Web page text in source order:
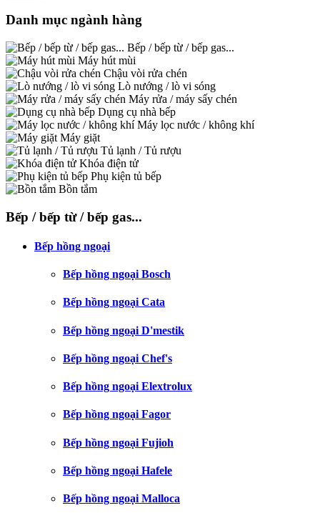
Danh mục ngành hàng
Bếp / bếp từ / bếp gas...
Máy hút mùi
Chậu vòi rửa chén
Lò nướng / lò vi sóng
Máy rửa / máy sấy chén
Dụng cụ nhà bếp
Máy lọc nước / không khí
Máy giặt
Tủ lạnh / Tủ rượu
Khóa điện tử
Phụ kiện tủ bếp
Bồn tắm
Bếp / bếp từ / bếp gas...
Bếp hồng ngoại
Bếp hồng ngoại Bosch
Bếp hồng ngoại Cata
Bếp hồng ngoại D'mestik
Bếp hồng ngoại Chef's
Bếp hồng ngoại Elextrolux
Bếp hồng ngoại Fagor
Bếp hồng ngoại Fujioh
Bếp hồng ngoại Hafele
Bếp hồng ngoại Malloca